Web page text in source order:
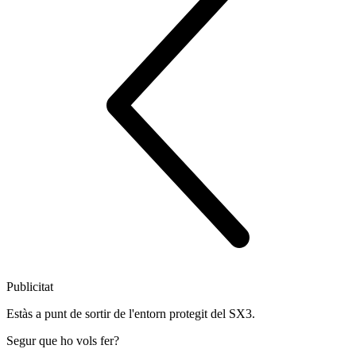
Publicitat
Estàs a punt de sortir de l'entorn protegit del SX3.
Segur que ho vols fer?